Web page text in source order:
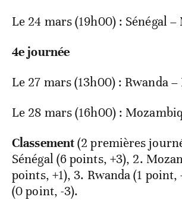
Le 24 mars (19h00) : Sénégal
4e journée
Le 27 mars (13h00) : Rwanda
Le 28 mars (16h00) :
Classement(2 premières
Sénégal (6 points, +3), 2.
points, +1), 3. Rwanda (1 point,
(0 point, -3).